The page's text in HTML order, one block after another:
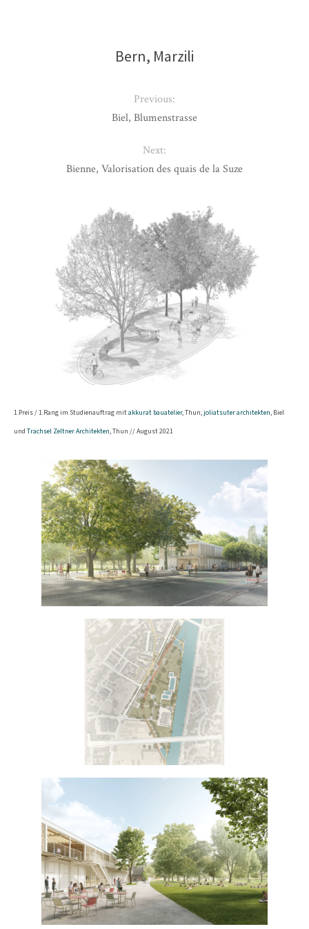
1.Preis / 1.Rang im Studienauftrag mitakkurat bauatelier, Thun;joliatsuter architekten, Biel
und Trachsel Zeltner Architekten, Thun // August 2021
Bern, Marzili
Previous:
Biel, Blumenstrasse
Next:
Bienne, Valorisation des quais de la Suze